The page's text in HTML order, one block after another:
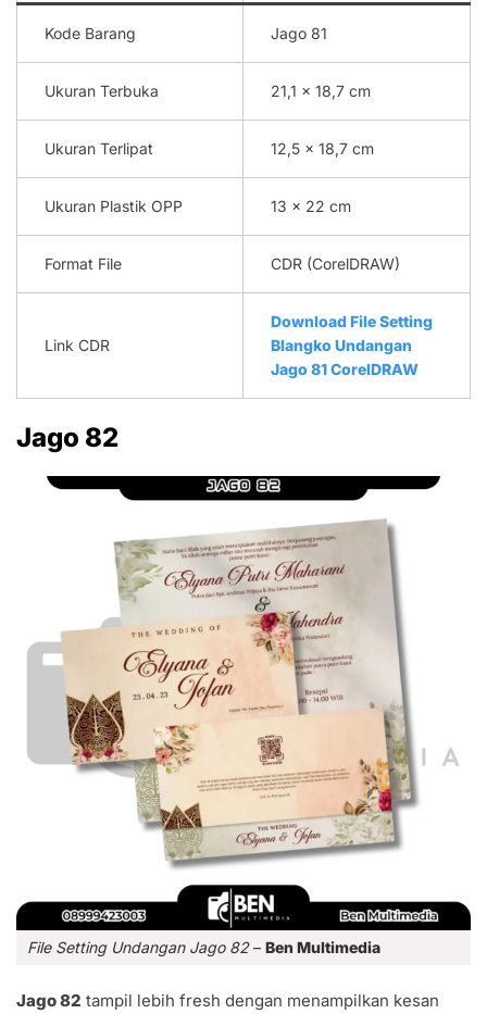
Kode Barang Jago 81
Ukuran Terbuka 21,1 x 18,7 cm
Ukuran Terlipat 12,5 x 18,7 cm
Ukuran Plastik OPP 13 x 22 cm
Format File CDR (CorelDRAW)
Link CDR
Download File Setting
Blangko Undangan
Jago 81 CorelDRAW
Jago 82
File Setting Undangan Jago 82– Ben Multimedia
Jago 82 tampil lebih fresh dengan menampilkan kesan